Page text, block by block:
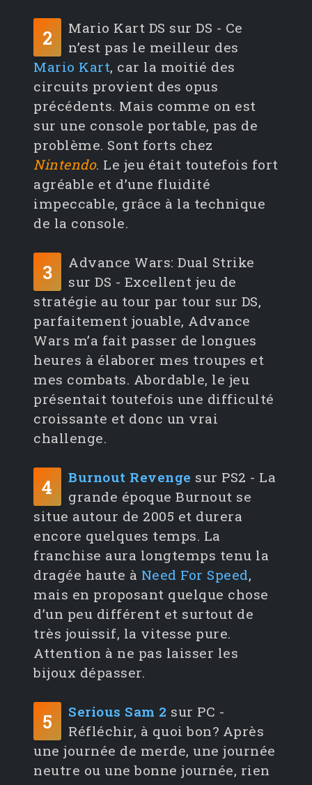
2
Mario Kart DS sur DS - Ce
n’est pas le meilleur des
Mario Kart, car la moitié des
circuits provient des opus
précédents. Mais comme on est
sur une console portable, pas de
problème. Sont forts chez
Nintendo. Le jeu était toutefois fort
agréable et d’une fluidité
impeccable, grâce à la technique
de la console.
3
Advance Wars: Dual Strike
sur DS - Excellent jeu de
stratégie au tour par tour sur DS,
parfaitement jouable, Advance
Wars m’a fait passer de longues
heures à élaborer mes troupes et
mes combats. Abordable, le jeu
présentait toutefois une difficulté
croissante et donc un vrai
challenge.
4 Burnout Revenge sur PS2 - La
grande époque Burnout se
situe autour de 2005 et durera
encore quelques temps. La
franchise aura longtemps tenu la
dragée haute à Need For Speed,
mais en proposant quelque chose
d’un peu différent et surtout de
très jouissif, la vitesse pure.
Attention à ne pas laisser les
bijoux dépasser.
5 Serious Sam 2 sur PC -
Réfléchir, à quoi bon? Après
une journée de merde, une journée
neutre ou une bonne journée, rien